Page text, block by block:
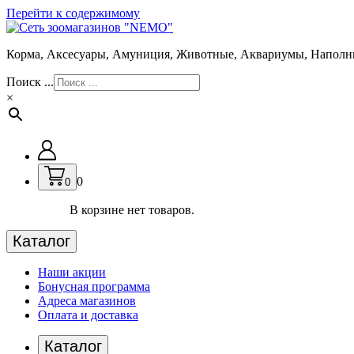
Перейти к содержимому
Корма, Аксесуары, Амуниция, Животные, Аквариумы,
Поиск ...
×
0 0
В корзине нет товаров.
Каталог
Наши акции
Бонусная программа
Адреса магазинов
Оплата и доставка
Каталог